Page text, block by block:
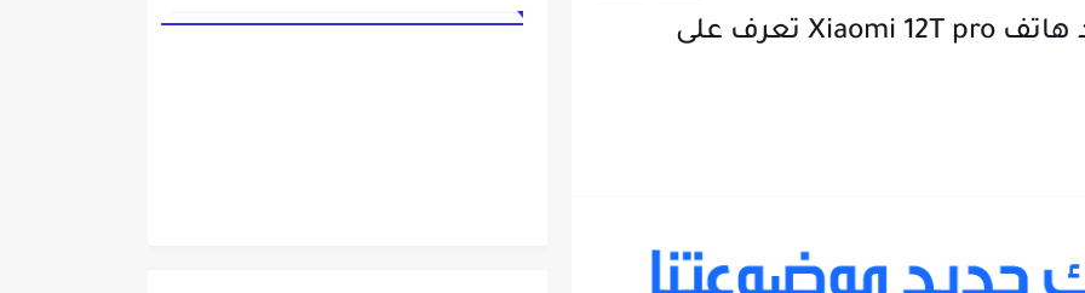
2025: الدليل الشامل
شاومي تضرب و بقوة من جديد هاتف Xiaomi 12T pro تعرف على